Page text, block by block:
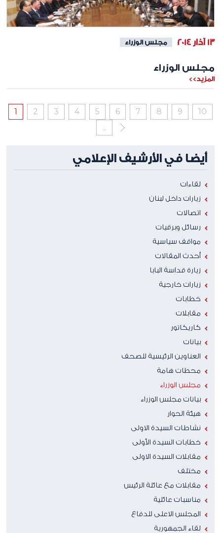
13 آذار 2014 مجلس الوزراء
مجلس الوزراء
المزيد>>
1 2 3 4 5 6 7 8 9
10
...
أيضا في الأرشيف الإعلامي
لقاءات
زيارات داخل لبنان
اتصالات
رسائل وبرقيات
مواقف سياسية
أحدث المقالات
زيارة قداسة البابا
زيارات خارجية
خطابات
مقابلات
كاريكاتور
بيانات
العناوين الرئيسية للصحف
محطات هامة
مجلس الوزراء
بيانات مجلس الوزراء
هيئة الحوار
نشاطات السيدة الاولى
خطابات السيدة الأولى
مقابلات السيدة الاولى
مختلف
مقابلات مع عائلة الرئيس
مناسبات عائلية
المجلس الاعلى للدفاع
لقاء الجمهورية